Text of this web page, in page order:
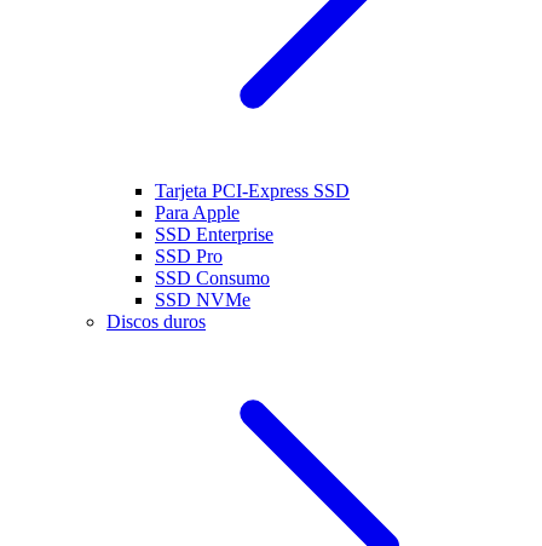
Tarjeta PCI-Express SSD
Para Apple
SSD Enterprise
SSD Pro
SSD Consumo
SSD NVMe
Discos duros